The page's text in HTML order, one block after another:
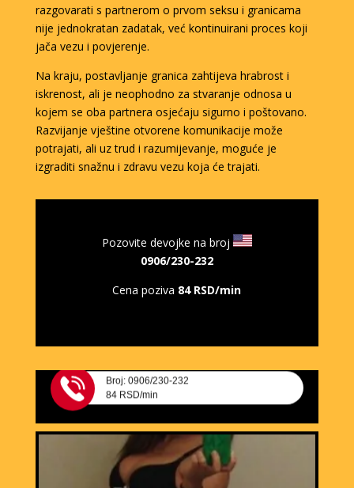
razgovarati s partnerom o prvom seksu i granicama
nije jednokratan zadatak, već kontinuirani proces koji
jača vezu i povjerenje.
Na kraju, postavljanje granica zahtijeva hrabrost i
iskrenost, ali je neophodno za stvaranje odnosa u
kojem se oba partnera osjećaju sigurno i poštovano.
Razvijanje vještine otvorene komunikacije može
potrajati, ali uz trud i razumijevanje, moguće je
izgraditi snažnu i zdravu vezu koja će trajati.
Pozovite devojke na broj
0906/230-232
Cena poziva 84 RSD/min
avantura, zabava, a možda i nešto
Razgovaram, pozovi čim završim!
Broj: 0906/230-232
84 RSD/min